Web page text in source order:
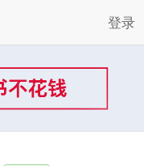
登录